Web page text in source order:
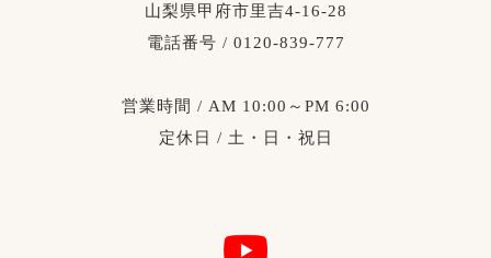
山梨県甲府市里吉4-16-28
電話番号 / 0120-839-777
営業時間 / AM 10:00～PM 6:00
定休日 / 土・日・祝日